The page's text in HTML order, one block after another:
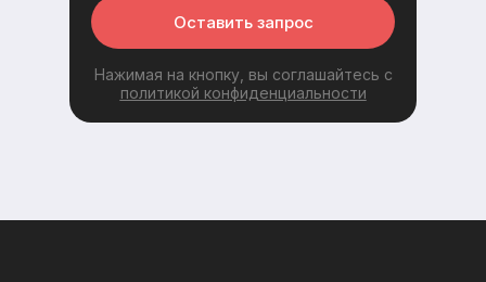
Оставить запрос
Нажимая на кнопку, вы соглашайтесь с
политикой конфиденциальности